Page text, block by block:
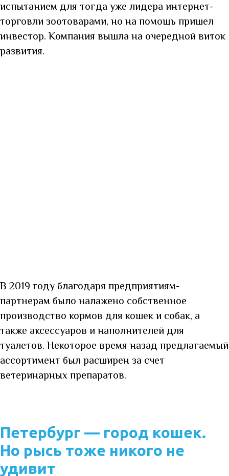
испытанием для тогда уже лидера интернет-
торговли зоотоварами, но на помощь пришел
инвестор. Компания вышла на очередной виток
развития.
В 2019 году благодаря предприятиям-
партнерам было налажено собственное
производство кормов для кошек и собак, а
также аксессуаров и наполнителей для
туалетов. Некоторое время назад предлагаемый
ассортимент был расширен за счет
ветеринарных препаратов.
Петербург — город кошек.
Но рысь тоже никого не
удивит